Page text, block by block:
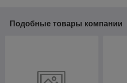
Подобные товары компании